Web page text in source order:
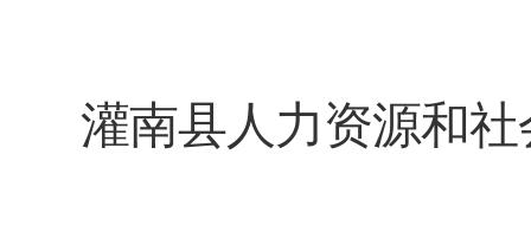
灌南县人力资源和